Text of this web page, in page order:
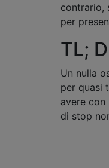
contrario,
per
TL;
Un nulla
per quasi
avere con
di stop